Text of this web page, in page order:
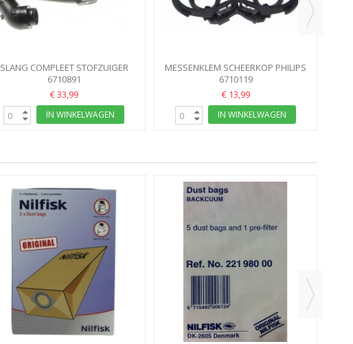
SLANG COMPLEET STOFZUIGER
PHILIPS CP9277
6710891
€ 33,99
IN WINKELWAGEN
MESSENKLEM SCHEERKOP PHILIPS
40440855
6710119
€ 13,99
IN WINKELWAGEN